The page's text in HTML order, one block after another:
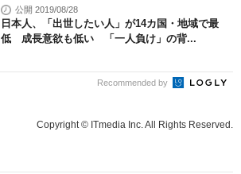
公開 2019/08/28
日本人、「出世したい人」が14カ国・地域で最
低 成長意欲も低い 「一人負け」の背...
Recommended by
Copyright © ITmedia Inc. All Rights Reserved.